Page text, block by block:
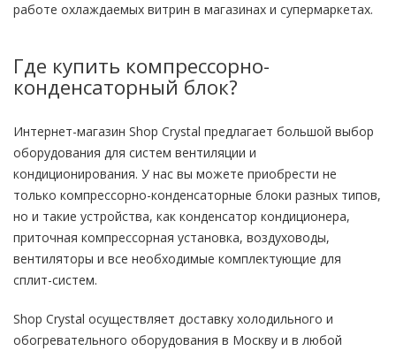
работе охлаждаемых витрин в магазинах и супермаркетах.
Где купить компрессорно-
конденсаторный блок?
Интернет-магазин Shop Crystal предлагает большой выбор
оборудования для систем вентиляции и
кондиционирования. У нас вы можете приобрести не
только компрессорно-конденсаторные блоки разных типов,
но и такие устройства, как конденсатор кондиционера,
приточная компрессорная установка, воздуховоды,
вентиляторы и все необходимые комплектующие для
сплит-систем.
Shop Crystal осуществляет доставку холодильного и
обогревательного оборудования в Москву и в любой